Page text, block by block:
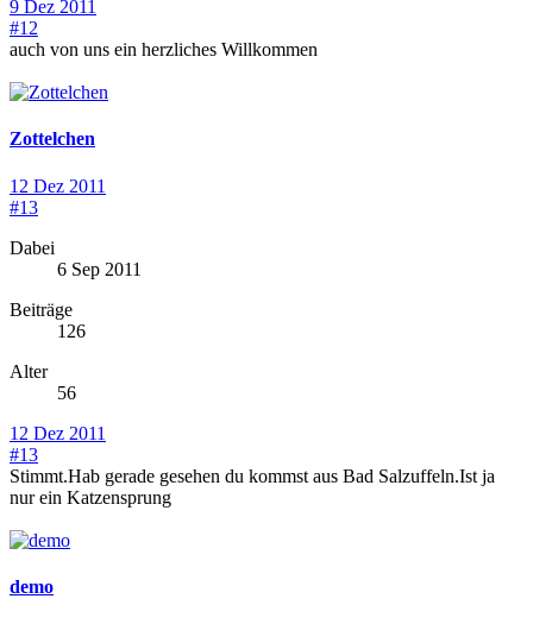
9 Dez 2011
#12
auch von uns ein herzliches Willkommen
Zottelchen
12 Dez 2011
#13
Dabei
6 Sep 2011
Beiträge
126
Alter
56
12 Dez 2011
#13
Stimmt.Hab gerade gesehen du kommst aus Bad Salzuffeln.Ist ja
nur ein Katzensprung
demo